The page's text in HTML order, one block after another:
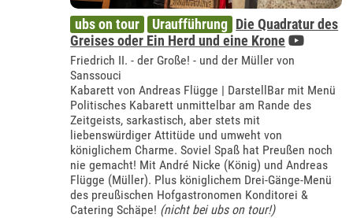
ubs on tour Uraufführung Die Quadratur des
Greises oder Ein Herd und eine Krone
Friedrich II. - der Große! - und der Müller von
Sanssouci
Kabarett von Andreas Flügge | DarstellBar mit Menü
Politisches Kabarett unmittelbar am Rande des
Zeitgeists, sarkastisch, aber stets mit
liebenswürdiger Attitüde und umweht von
königlichem Charme. Soviel Spaß hat Preußen noch
nie gemacht! Mit André Nicke (König) und Andreas
Flügge (Müller). Plus königlichem Drei-Gänge-Menü
des preußischen Hofgastronomen Konditorei &
Catering Schäpe! (nicht bei ubs on tour!)